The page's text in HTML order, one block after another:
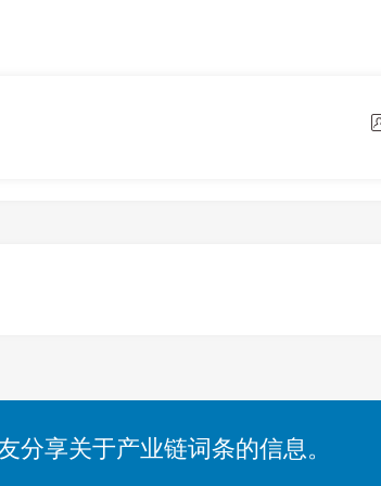
分享关于产业链词条的信息。